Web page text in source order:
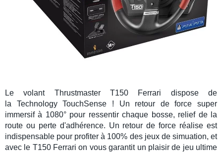
Levolant ThrustmasterT150 Ferrari dispose de
la TechnologyTouchSense ! Un retour de force super
immersif à 1080° pour ressentir chaque bosse, relief de la
route ou perte d'adhérence. Un retour de force réalise est
indispensable pour profiter à 100% des jeux de simuation, et
avec le T150 Ferrari on vous garantit un plaisir de jeu ultime